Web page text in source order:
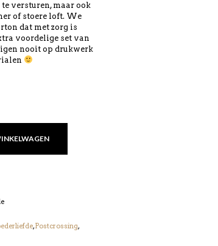
versturen, maar ook
of stoere loft. We
dat met zorg is
voordelige set van
nooit op drukwerk
,Postcrossing,